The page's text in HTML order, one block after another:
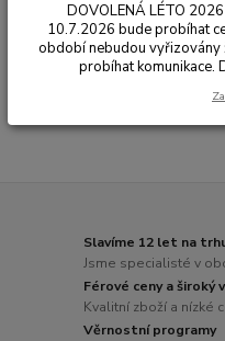
Canon
Slavíme 12 let na
Jsme specialisté v
Férové ceny a široký
Kvalitní zboží a nízké
Věrnostní programy
DOVOLENÁ LÉTO
10.7.2026 bude probíhat
období nebudou vyřizovány
probíhat komunikace.